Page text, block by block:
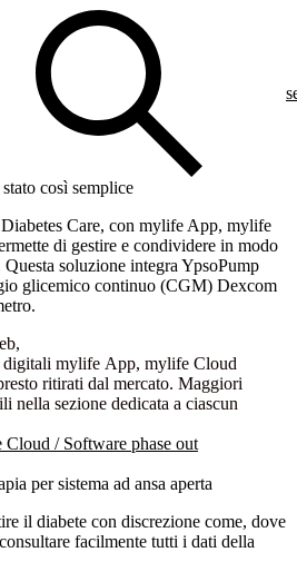
così semplice
Care, con mylife App, mylife
di gestire e condividere in modo
soluzione integra YpsoPump
glicemico continuo (CGM) Dexcom
mylife App, mylife Cloud
ritirati dal mercato. Maggiori
nella sezione dedicata a ciascun
Cloud / Software phase out
per sistema ad ansa aperta
il diabete con discrezione come, dove
facilmente tutti i dati della